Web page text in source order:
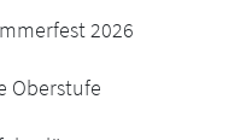
2026
Oberstufe